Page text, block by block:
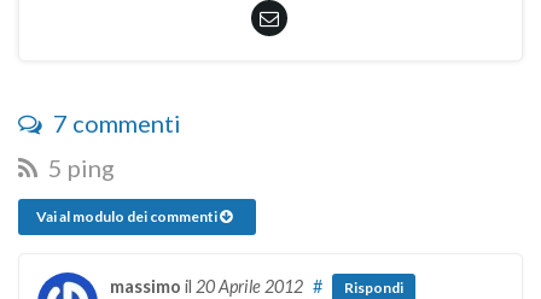
7 commenti
5 ping
Vai al modulo dei commenti
massimo il 20 Aprile 2012 # Rispondi